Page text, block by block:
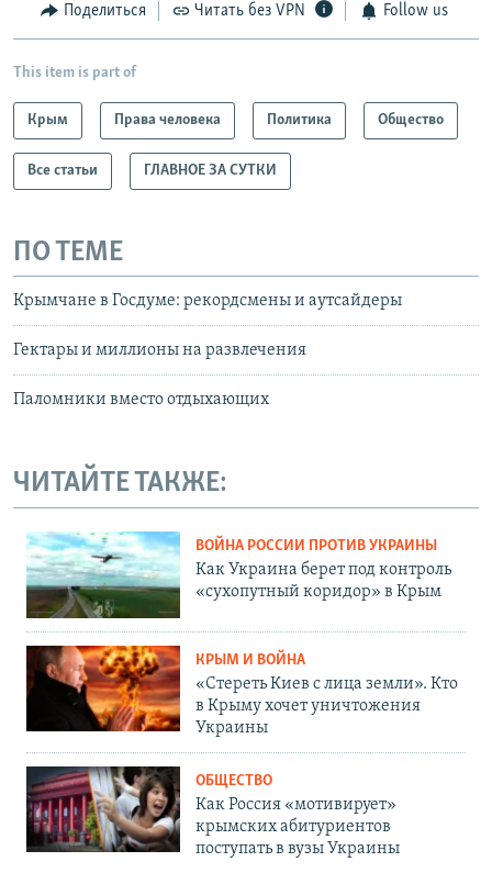
Поделиться Читать без VPN Follow us
This item is part of
Крым Права человека Политика Общество
Все статьи ГЛАВНОЕ ЗА СУТКИ
ПО ТЕМЕ
Крымчане в Госдуме: рекордсмены и аутсайдеры
Гектары и миллионы на развлечения
Паломники вместо отдыхающих
ЧИТАЙТЕ ТАКЖЕ:
ВОЙНА РОССИИ ПРОТИВ УКРАИНЫ
Как Украина берет под контроль
«сухопутный коридор» в Крым
КРЫМ И ВОЙНА
«Стереть Киев с лица земли». Кто
в Крыму хочет уничтожения
Украины
ОБЩЕСТВО
Как Россия «мотивирует»
крымских абитуриентов
поступать в вузы Украины